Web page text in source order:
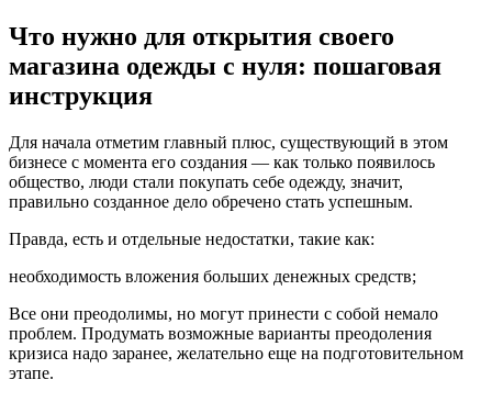
Что нужно для открытия своего
магазина одежды с нуля: пошаговая
инструкция
Для начала отметим главный плюс, существующий в этом
бизнесе с момента его создания — как только появилось
общество, люди стали покупать себе одежду, значит,
правильно созданное дело обречено стать успешным.
Правда, есть и отдельные недостатки, такие как:
необходимость вложения больших денежных средств;
Все они преодолимы, но могут принести с собой немало
проблем. Продумать возможные варианты преодоления
кризиса надо заранее, желательно еще на подготовительном
этапе.